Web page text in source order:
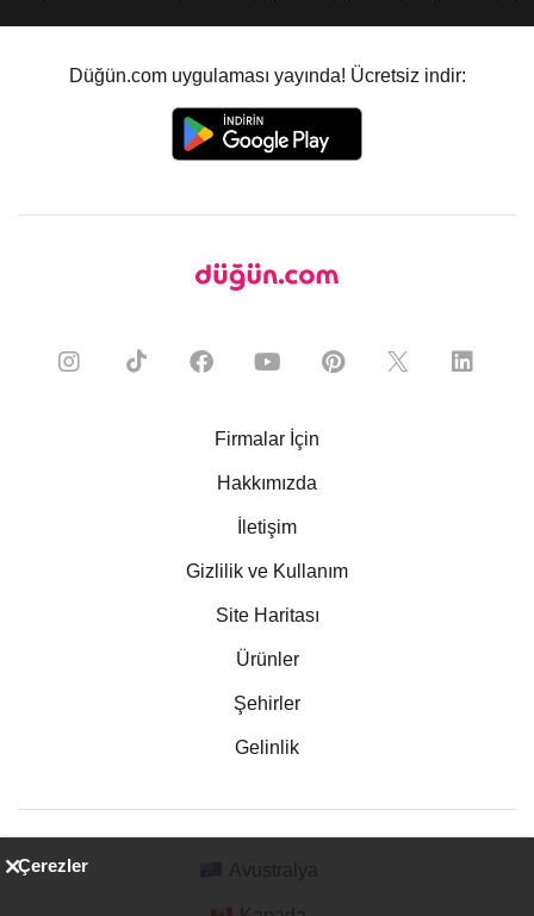
Düğün.com uygulaması yayında! Ücretsiz indir:
Firmalar İçin
Hakkımızda
İletişim
Gizlilik ve Kullanım
Site Haritası
Ürünler
Şehirler
Gelinlik
Çerezler